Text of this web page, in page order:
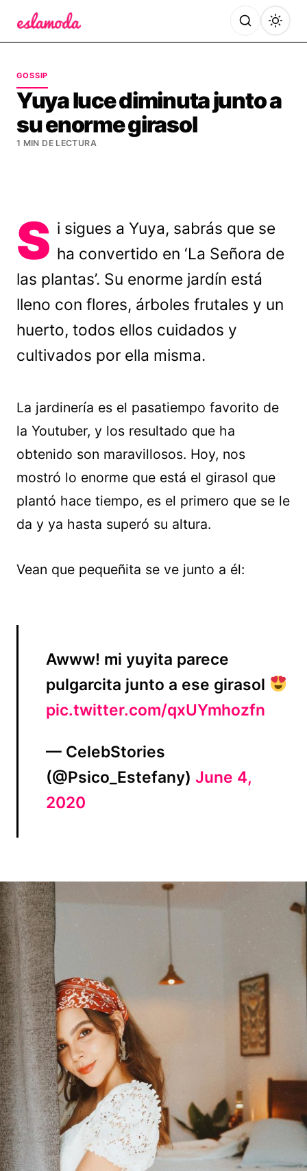
GOSSIP
Yuya luce diminuta junto a
su enorme girasol
1 MIN DE LECTURA
S i sigues a Yuya, sabrás que se
ha convertido en ‘La Señora de
las plantas’. Su enorme jardín está
lleno con flores, árboles frutales y un
huerto, todos ellos cuidados y
cultivados por ella misma.
La jardinería es el pasatiempo favorito de
la Youtuber, y los resultado que ha
obtenido son maravillosos. Hoy, nos
mostró lo enorme que está el girasol que
plantó hace tiempo, es el primero que se le
da y ya hasta superó su altura.
Vean que pequeñita se ve junto a él:
Awww! mi yuyita parece
pulgarcita junto a ese girasol
pic.twitter.com/qxUYmhozfn
— CelebStories
(@Psico_Estefany) June 4,
2020